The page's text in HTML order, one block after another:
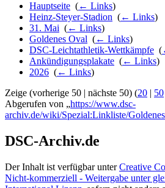
Hauptseite (← Links)
Heinz-Steyer-Stadion (← Links)
31. Mai (← Links)
Goldenes Oval (← Links)
DSC-Leichtathletik-Wettkämpfe (
Ankündigungsplakate (← Links)
2026 (← Links)
Zeige (vorherige 50 | nächste 50) (20 | 50
Abgerufen von „https://www.dsc-
archiv.de/wiki/Spezial:Linkliste/
DSC-Archiv.de
Der Inhalt ist verfügbar unterCreative
Nicht-kommerziell - Weitergabe unter